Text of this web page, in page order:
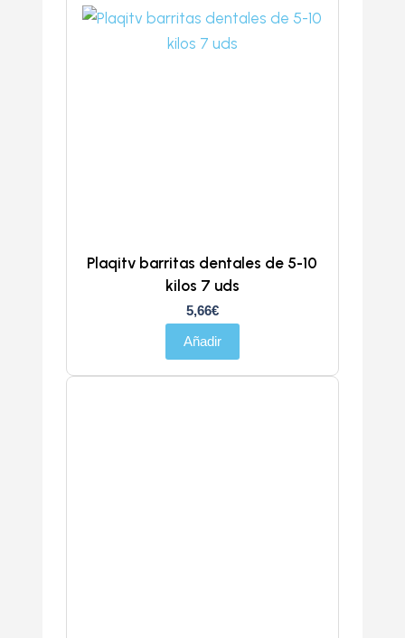
Plaqitv barritas dentales de 5-10
kilos 7 uds
5,66€
Añadir